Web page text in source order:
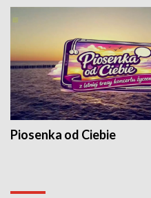
Piosenka od Ciebie